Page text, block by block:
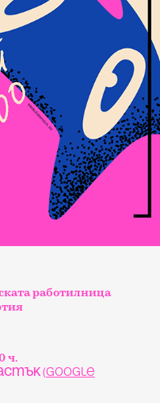
работилница
ч.
(Google